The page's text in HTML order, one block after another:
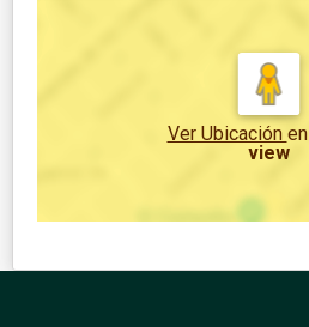
Ver Ubicación en
view